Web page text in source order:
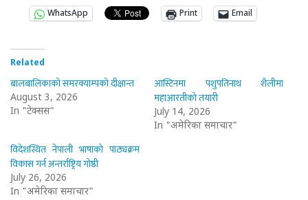
WhatsApp
Print Email
Related
बालबालिकाको समरक्याम्पको दीक्षान्त
August 3, 2026
In "टेक्सस"
आस्टिनमा पशुपतिनाथ शैलीमा
महाआरतीको तयारी
July 14, 2026
In "अमेरिका समाचार"
विदेशस्थित नेपाली भाषाको पाठ्यक्रम
विकास गर्न अन्तर्राष्ट्रिय गोष्ठी
July 26, 2026
In "अमेरिका समाचार"